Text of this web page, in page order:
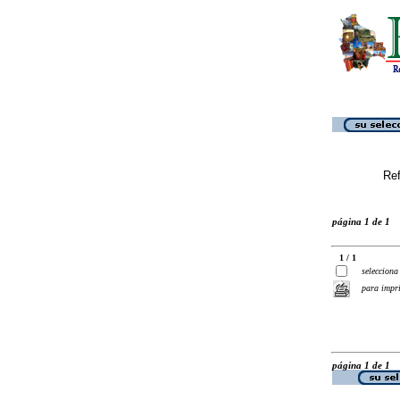
página 1 de 1
1 / 1
selecciona
para
página 1 de 1